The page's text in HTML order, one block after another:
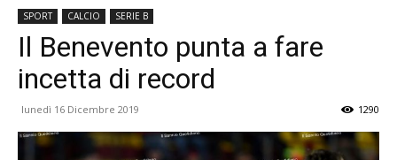
SPORT CALCIO SERIE B
Il Benevento punta a fare
incetta di record
lunedì 16 Dicembre 2019 1290